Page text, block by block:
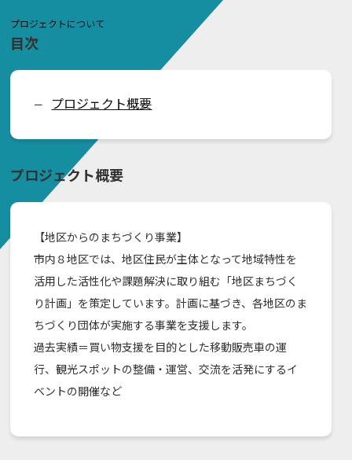
プロジェクトについて
目次
ー プロジェクト概要
プロジェクト概要
【地区からのまちづくり事業】
市内８地区では、地区住民が主体となって地域特性を
活用した活性化や課題解決に取り組む「地区まちづく
り計画」を策定しています。計画に基づき、各地区のま
ちづくり団体が実施する事業を支援します。
過去実績＝買い物支援を目的とした移動販売車の運
行、観光スポットの整備・運営、交流を活発にするイ
ベントの開催など